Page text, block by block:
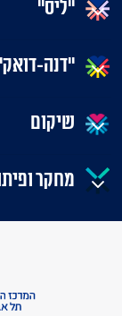
"ליס"
"דנה-
שיקום
מחקר